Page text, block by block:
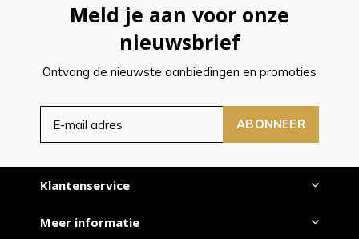
Meld je aan voor onze
nieuwsbrief
Ontvang de nieuwste aanbiedingen en promoties
ABONNEER
Klantenservice
Meer informatie